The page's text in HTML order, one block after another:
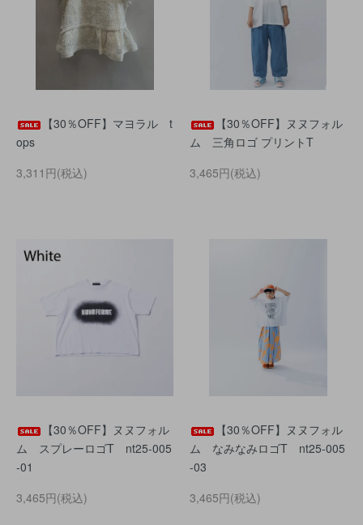
【30％OFF】マヨラル t
ops
3,311円(税込)
【30％OFF】ヌヌフォル
ム 三角ロゴ プリントT
3,465円(税込)
【30％OFF】ヌヌフォル
ム スプレーロゴT nt25-005
-01
3,465円(税込)
【30％OFF】ヌヌフォル
ム なみなみロゴT nt25-005
-03
3,465円(税込)